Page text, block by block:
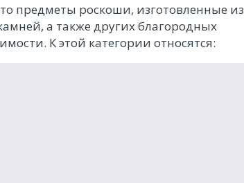
предметы роскоши, изготовленные из
а также других благородных
К этой категории относятся: